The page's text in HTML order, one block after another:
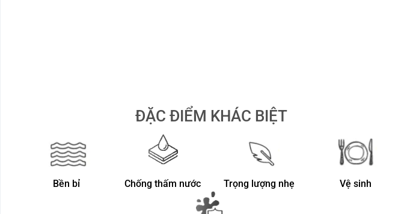
ĐẶC ĐIỂM KHÁC BIỆT
Bền bỉ Chống thấm nước Trọng lượng nhẹ Vệ sinh